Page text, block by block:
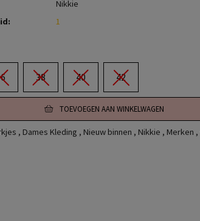
Nikkie
1
38 40 42
TOEVOEGEN AAN WINKELWAGEN
, Dames Kleding , Nieuw binnen , Nikkie , Merken ,